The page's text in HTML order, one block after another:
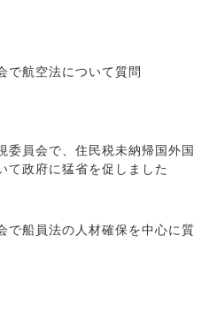
で航空法について質問
委員会で、住民税未納帰国外国
て政府に猛省を促しました
で船員法の人材確保を中心に質